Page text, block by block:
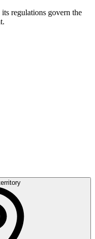
its regulations govern the